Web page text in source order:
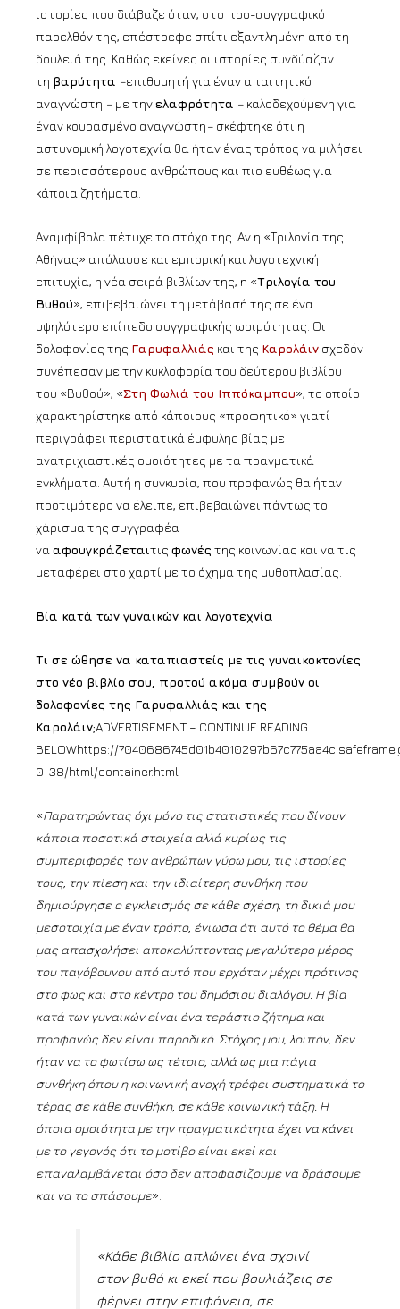
ιστορίες που διάβαζε όταν, στο προ-συγγραφικό
παρελθόν της, επέστρεφε σπίτι εξαντλημένη από τη
δουλειά της. Καθώς εκείνες οι ιστορίες συνδύαζαν
τη βαρύτητα –επιθυμητή για έναν απαιτητικό
αναγνώστη – με τηνελαφρότητα – καλοδεχούμενη για
έναν κουρασμένο αναγνώστη– σκέφτηκε ότι η
αστυνομική λογοτεχνία θα ήταν ένας τρόπος να μιλήσει
σε περισσότερους ανθρώπους και πιο ευθέως για
κάποια ζητήματα.
Αναμφίβολα πέτυχε το στόχο της. Αν η «Τριλογία της
Αθήνας» απόλαυσε και εμπορική και λογοτεχνική
επιτυχία, η νέα σειρά βιβλίων της, η «Τριλογία του
Βυθού», επιβεβαιώνει τη μετάβασή της σε ένα
υψηλότερο επίπεδο συγγραφικής ωριμότητας. Οι
δολοφονίες της Γαρυφαλλιάς και της Καρολάιν σχεδόν
συνέπεσαν με την κυκλοφορία του δεύτερου βιβλίου
του «Βυθού», «Στη Φωλιά του Ιππόκαμπου», το οποίο
χαρακτηρίστηκε από κάποιους «προφητικό» γιατί
περιγράφει περιστατικά έμφυλης βίας με
ανατριχιαστικές ομοιότητες με τα πραγματικά
εγκλήματα. Αυτή η συγκυρία, που προφανώς θα ήταν
προτιμότερο να έλειπε, επιβεβαιώνει πάντως το
χάρισμα της συγγραφέα
να αφουγκράζεταιτις φωνές της κοινωνίας και να τις
μεταφέρει στο χαρτί με το όχημα της μυθοπλασίας.
Βία κατά των γυναικών και λογοτεχνία
Τι σε ώθησε να καταπιαστείς με τις γυναικοκτονίες
στο νέο βιβλίο σου, προτού ακόμα συμβούν οι
δολοφονίες της Γαρυφαλλιάς και της
Καρολάιν;ADVERTISEMENT – CONTINUE READING
BELOWhttps://
0-38/html/container.html
«Παρατηρώντας όχι μόνο τις στατιστικές που δίνουν
κάποια ποσοτικά στοιχεία αλλά κυρίως τις
συμπεριφορές των ανθρώπων γύρω μου, τις ιστορίες
τους, την πίεση και την ιδιαίτερη συνθήκη που
δημιούργησε ο εγκλεισμός σε κάθε σχέση, τη δικιά μου
μεσοτοιχία με έναν τρόπο, ένιωσα ότι αυτό το θέμα θα
μας απασχολήσει αποκαλύπτοντας μεγαλύτερο μέρος
του παγόβουνου από αυτό που ερχόταν μέχρι πρότινος
στο φως και στο κέντρο του δημόσιου διαλόγου. Η βία
κατά των γυναικών είναι ένα τεράστιο ζήτημα και
προφανώς δεν είναι παροδικό. Στόχος μου, λοιπόν, δεν
ήταν να το φωτίσω ως τέτοιο, αλλά ως μια πάγια
συνθήκη όπου η κοινωνική ανοχή τρέφει συστηματικά το
τέρας σε κάθε συνθήκη, σε κάθε κοινωνική τάξη. Η
όποια ομοιότητα με την πραγματικότητα έχει να κάνει
με το γεγονός ότι το μοτίβο είναι εκεί και
επαναλαμβάνεται όσο δεν αποφασίζουμε να δράσουμε
και να το σπάσουμε».
«Κάθε βιβλίο απλώνει ένα σχοινί
στον βυθό κι εκεί που βουλιάζεις σε
φέρνει στην επιφάνεια, σε